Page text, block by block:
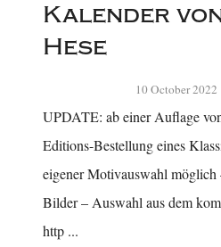
Kalender
Hese
10 October 2022
UPDATE: ab einer Auflage
Editions-Bestellung eines
eigener Motivauswahl möglich
Bilder – Auswahl aus dem
http ...